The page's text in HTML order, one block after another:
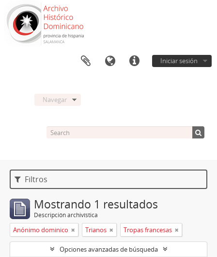
Iniciar sesión
Navegar
Filtros
Mostrando 1 resultados
Descripción archivística
Anónimo dominico Trianos Tropas francesas
Opciones avanzadas de búsqueda